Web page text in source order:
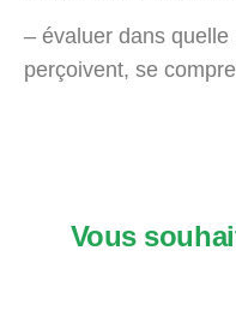
– évaluer dans
perçoivent, se
Vous